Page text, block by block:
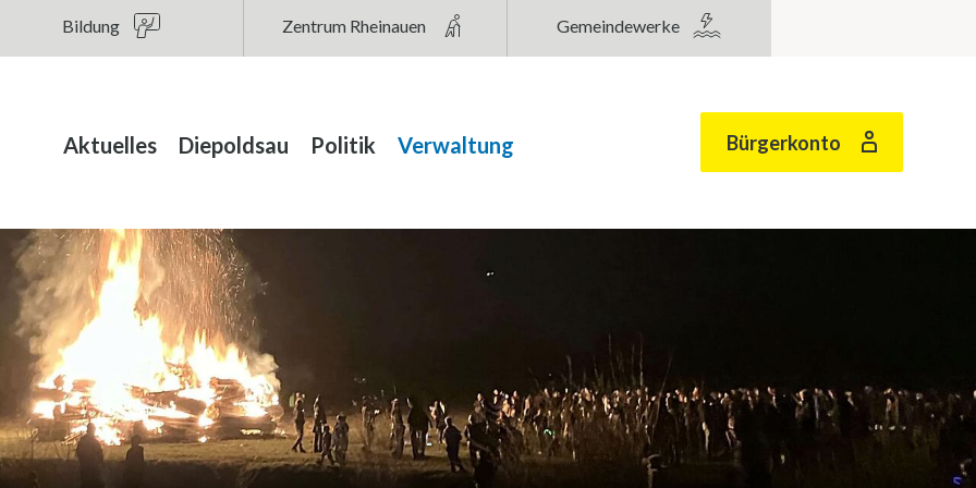
Bildung Zentrum Rheinauen Gemeindewerke
Hauptnavigation
Aktuelles Diepoldsau Politik Verwaltung Bürgerkonto